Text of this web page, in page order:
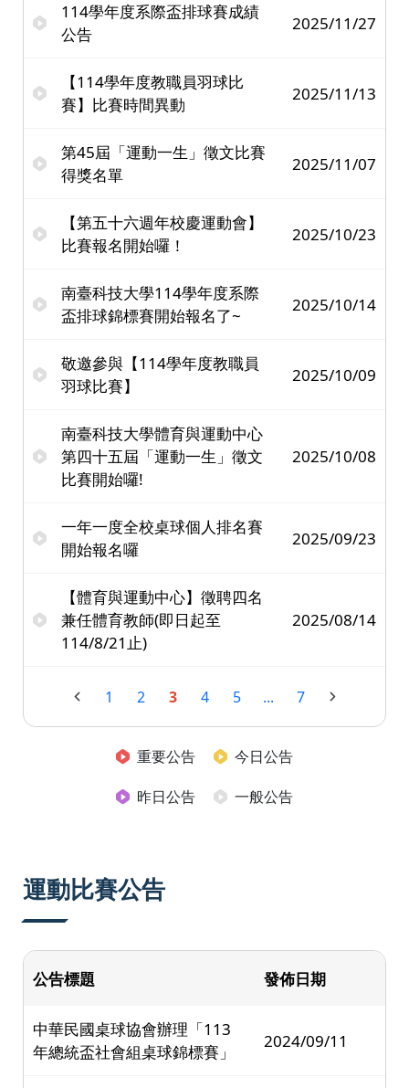
114學年度系際盃排球賽成績
公告
2025/11/27
【114學年度教職員羽球比
賽】比賽時間異動
2025/11/13
第45屆「運動一生」徵文比賽
得獎名單
2025/11/07
【第五十六週年校慶運動會】
比賽報名開始囉！
2025/10/23
南臺科技大學114學年度系際
盃排球錦標賽開始報名了~
2025/10/14
敬邀參與【114學年度教職員
羽球比賽】
2025/10/09
南臺科技大學體育與運動中心
第四十五屆「運動一生」徵文
比賽開始囉!
2025/10/08
一年一度全校桌球個人排名賽
開始報名囉
2025/09/23
【體育與運動中心】徵聘四名
兼任體育教師(即日起至
114/8/21止)
2025/08/14
1 2 3 4 5 ... 7
重要公告
今日公告
昨日公告
一般公告
運動比賽公告
公告標題 發佈日期
中華民國桌球協會辦理「113
年總統盃社會組桌球錦標賽」
2024/09/11